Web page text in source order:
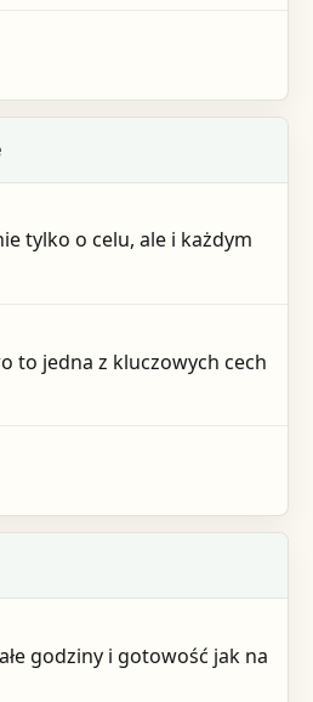
tylko o celu, ale i każdym
to jedna z kluczowych cech
godziny i gotowość jak na